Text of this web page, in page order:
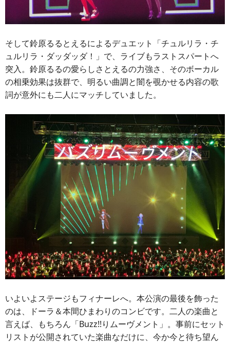
そして鈴原るるとえるによるデュエット「チュルリラ・チ
ュルリラ・ダッダッダ！」で、ライブもラストスパートへ
突入。鈴原るるの愛らしさとえるの力強さ、そのボーカル
の相乗効果は抜群で、明るい曲調と闇を覗かせる内容の歌
詞が意外にも二人にマッチしていました。
いよいよステージもフィナーレへ。本公演の最後を飾った
のは、ドーラ＆本間ひまわりのコンビです。二人の楽曲と
言えば、もちろん「Buzz!!りムーヴメント」。事前にセット
リストが公開されていた楽曲なだけに、今か今と待ち望ん